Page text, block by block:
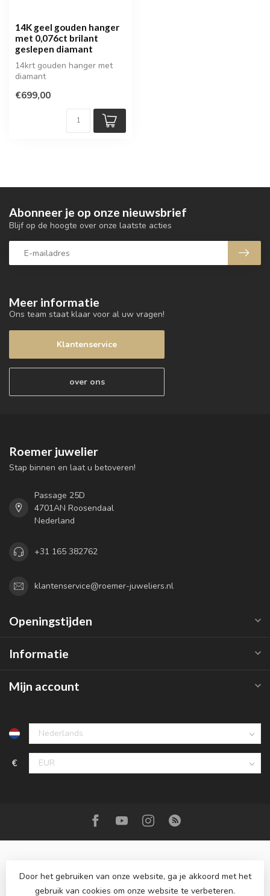
14K geel gouden hanger
met 0,076ct brilant
geslepen diamant
14krt gouden hanger met
diamant
€699,00
Meer informatie
Ons team staat klaar voor al uw vragen!
Klantenservice
over ons
Abonneer je op onze nieuwsbrief
Blijf op de hoogte over onze laatste acties
Roemer juwelier
Stap binnen en laat u betoveren!
Passage 25D
4701AN Roosendaal
Nederland
+31 165 382762
klantenservice@roemer-juweliers.nl
Openingstijden
Informatie
Mijn account
€
© Copyright 2026 Roemer juwelier- Powered byLightspeed
Door het gebruiken van onze website, ga je akkoord met het
gebruik van cookies om onze website te verbeteren.